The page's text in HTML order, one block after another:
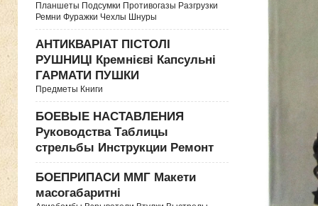
Планшеты Подсумки Противогазы Разгрузки
Ремни Фуражки Чехлы Шнуры
АНТИКВАРІАТ ПІСТОЛІ
РУШНИЦІ Кремнієві Капсульні
ГАРМАТИ ПУШКИ
Предметы Книги
БОЕВЫЕ НАСТАВЛЕНИЯ
Руководства Таблицы
стрельбы Инструкции Ремонт
БОЕПРИПАСИ ММГ Макети
масогабаритні